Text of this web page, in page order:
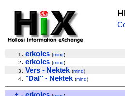
1 . erkolcs (mind)
2. erkolcs (mind)
3. Vers - Nektek (mind)
4. "Dal" - Nektek (mind)
+ - erkolcs